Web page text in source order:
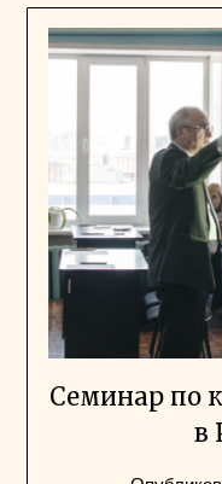
Семинар по
в